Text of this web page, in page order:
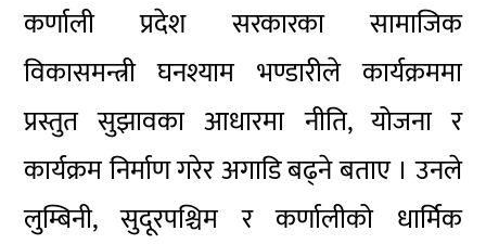
कर्णाली प्रदेश सरकारका सामाजिक
विकासमन्त्री घनश्याम भण्डारीले कार्यक्रममा
प्रस्तुत सुझावका आधारमा नीति, योजना र
कार्यक्रम निर्माण गरेर अगाडि बढ्ने बताए । उनले
लुम्बिनी, सुदूरपश्चिम र कर्णालीको धार्मिक